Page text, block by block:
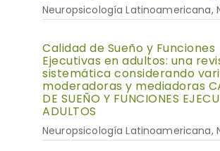
Neuropsicología Latinoamericana,
Calidad de Sueño y Funciones
Ejecutivas en adultos: una
sistemática considerando
moderadoras y mediadoras
DE SUEÑO Y FUNCIONES
ADULTOS
Neuropsicología Latinoamericana,